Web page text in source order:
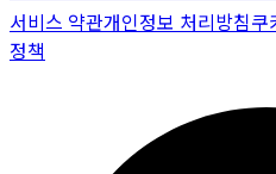
서비스 약관개인정보 처리방침쿠
정책